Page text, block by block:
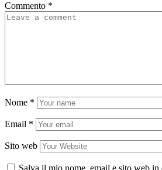
Commento *
Nome *
Email *
Sito web
Salva il mio nome, email e sito web in